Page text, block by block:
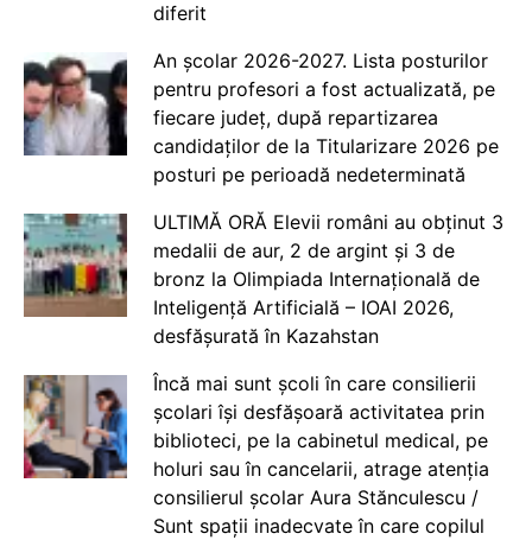
diferit
An școlar 2026-2027. Lista posturilor
pentru profesori a fost actualizată, pe
fiecare județ, după repartizarea
candidaților de la Titularizare 2026 pe
posturi pe perioadă nedeterminată
ULTIMĂ ORĂ Elevii români au obținut 3
medalii de aur, 2 de argint și 3 de
bronz la Olimpiada Internațională de
Inteligență Artificială – IOAI 2026,
desfășurată în Kazahstan
Încă mai sunt școli în care consilierii
școlari își desfășoară activitatea prin
biblioteci, pe la cabinetul medical, pe
holuri sau în cancelarii, atrage atenția
consilierul școlar Aura Stănculescu /
Sunt spații inadecvate în care copilul